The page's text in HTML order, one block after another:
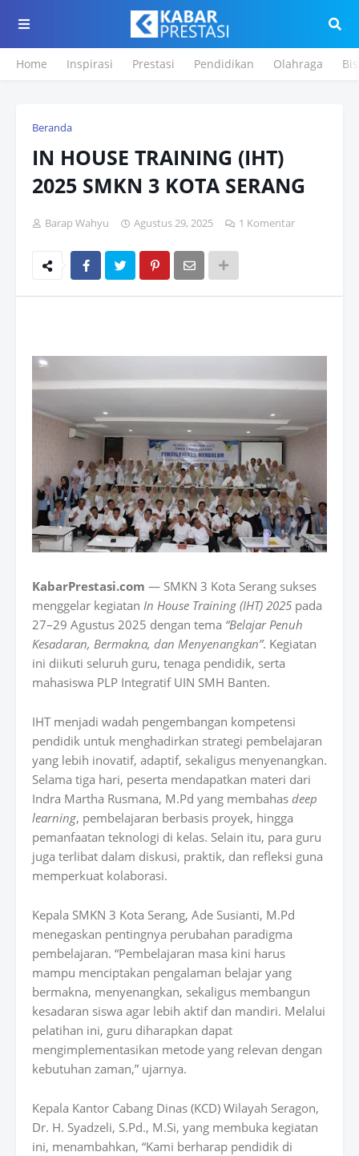
Home Inspirasi Prestasi Pendidikan Olahraga
Beranda
IN HOUSE TRAINING (IHT)
2025 SMKN 3 KOTA SERANG
Barap Wahyu Agustus 29, 2025 1 Komentar
KabarPrestasi.com — SMKN 3 Kota Serang sukses
menggelar kegiatan In House Training (IHT) 2025 pada
27–29 Agustus 2025 dengan tema “Belajar Penuh
Kesadaran, Bermakna, dan Menyenangkan”. Kegiatan
ini diikuti seluruh guru, tenaga pendidik, serta
mahasiswa PLP Integratif UIN SMH Banten.
IHT menjadi wadah pengembangan kompetensi
pendidik untuk menghadirkan strategi pembelajaran
yang lebih inovatif, adaptif, sekaligus menyenangkan.
Selama tiga hari, peserta mendapatkan materi dari
Indra Martha Rusmana, M.Pd yang membahas deep
learning, pembelajaran berbasis proyek, hingga
pemanfaatan teknologi di kelas. Selain itu, para guru
juga terlibat dalam diskusi, praktik, dan refleksi guna
memperkuat kolaborasi.
Kepala SMKN 3 Kota Serang, Ade Susianti, M.Pd
menegaskan pentingnya perubahan paradigma
pembelajaran. “Pembelajaran masa kini harus
mampu menciptakan pengalaman belajar yang
bermakna, menyenangkan, sekaligus membangun
kesadaran siswa agar lebih aktif dan mandiri. Melalui
pelatihan ini, guru diharapkan dapat
mengimplementasikan metode yang relevan dengan
kebutuhan zaman,” ujarnya.
Kepala Kantor Cabang Dinas (KCD) Wilayah Seragon,
Dr. H. Syadzeli, S.Pd., M.Si, yang membuka kegiatan
ini, menambahkan, “Kami berharap pendidik di